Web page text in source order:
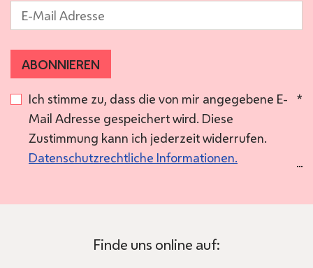
E-Mail *
ABONNIEREN
Ich stimme zu, dass die von mir angegebene E-
Mail Adresse gespeichert wird. Diese
Zustimmung kann ich jederzeit widerrufen.
Datenschutzrechtliche Informationen.
*
Finde uns online auf: